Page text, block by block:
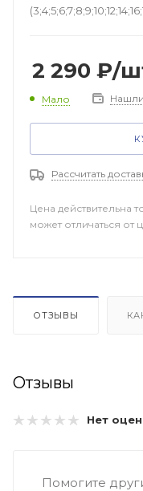
2 290 ₽/
Мало
Рассчитать
Цена действительна
может отличаться от
ОТЗЫВЫ
Отзывы
Нет
Помогите